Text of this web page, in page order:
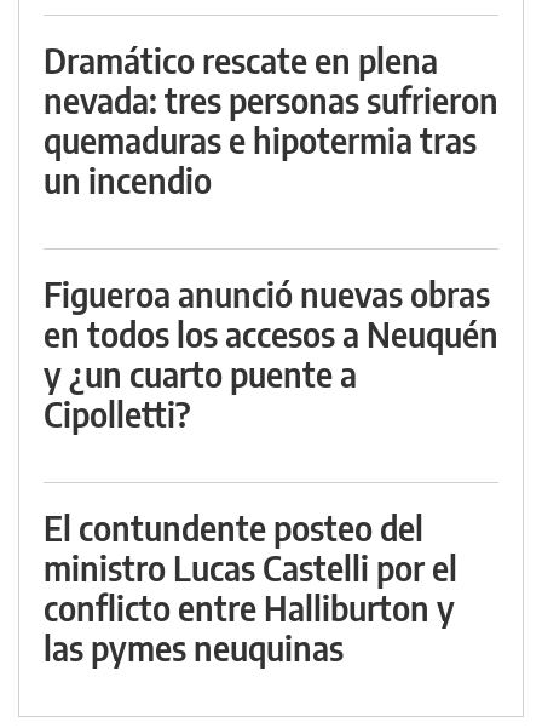
Dramático rescate en plena
nevada: tres personas sufrieron
quemaduras e hipotermia tras
un incendio
Figueroa anunció nuevas obras
en todos los accesos a Neuquén
y ¿un cuarto puente a
Cipolletti?
El contundente posteo del
ministro Lucas Castelli por el
conflicto entre Halliburton y
las pymes neuquinas